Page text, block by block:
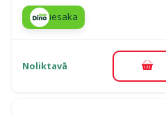
iesaka
Noliktavā